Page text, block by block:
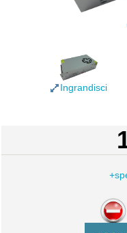
Ingrandisci
-